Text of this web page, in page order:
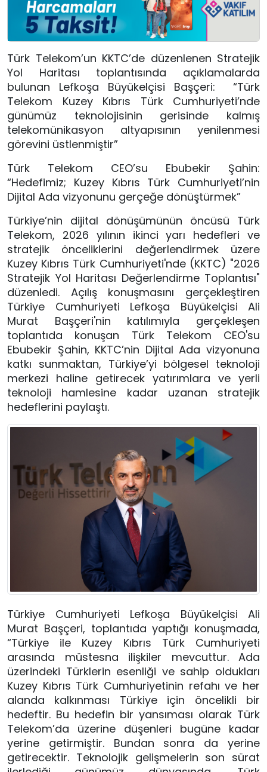
Türk Telekom’un KKTC’de düzenlenen Stratejik
Yol Haritası toplantısında açıklamalarda
bulunan Lefkoşa Büyükelçisi Başçeri:  “Türk
Telekom Kuzey Kıbrıs Türk Cumhuriyeti’nde
günümüz teknolojisinin gerisinde kalmış
telekomünikasyon altyapısının yenilenmesi
görevini üstlenmiştir”
Türk Telekom CEO’su Ebubekir Şahin:
“Hedefimiz; Kuzey Kıbrıs Türk Cumhuriyeti’nin
Dijital Ada vizyonunu gerçeğe dönüştürmek”
Türkiye’nin dijital dönüşümünün öncüsü Türk
Telekom, 2026 yılının ikinci yarı hedefleri ve
stratejik önceliklerini değerlendirmek üzere
Kuzey Kıbrıs Türk Cumhuriyeti'nde (KKTC) "2026
Stratejik Yol Haritası Değerlendirme Toplantısı"
düzenledi. Açılış konuşmasını gerçekleştiren
Türkiye Cumhuriyeti Lefkoşa Büyükelçisi Ali
Murat Başçeri'nin katılımıyla gerçekleşen
toplantıda konuşan Türk Telekom CEO'su
Ebubekir Şahin, KKTC’nin Dijital Ada vizyonuna
katkı sunmaktan, Türkiye’yi bölgesel teknoloji
merkezi haline getirecek yatırımlara ve yerli
teknoloji hamlesine kadar uzanan stratejik
hedeflerini paylaştı.
Türkiye Cumhuriyeti Lefkoşa Büyükelçisi Ali
Murat Başçeri, toplantıda yaptığı konuşmada,
“Türkiye ile Kuzey Kıbrıs Türk Cumhuriyeti
arasında müstesna ilişkiler mevcuttur. Ada
üzerindeki Türklerin esenliği ve sahip oldukları
Kuzey Kıbrıs Türk Cumhuriyetinin refahı ve her
alanda kalkınması Türkiye için öncelikli bir
hedeftir. Bu hedefin bir yansıması olarak Türk
Telekom’da üzerine düşenleri bugüne kadar
yerine getirmiştir. Bundan sonra da yerine
getirecektir. Teknolojik gelişmelerin son sürat